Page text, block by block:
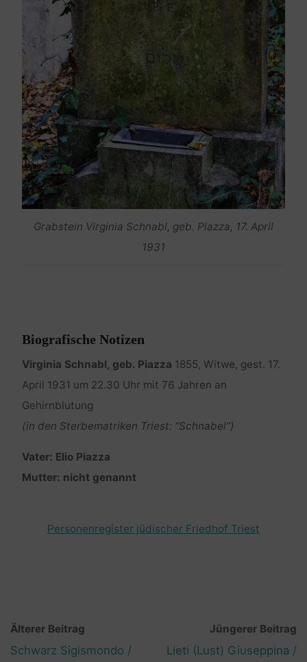
Grabstein Virginia Schnabl, geb. Piazza, 17. April
1931
Biografische Notizen
Virginia Schnabl, geb. Piazza 1855, Witwe, gest. 17.
April 1931 um 22.30 Uhr mit 76 Jahren an
Gehirnblutung
(in den Sterbematriken Triest: “Schnabel”)
Vater: Elio Piazza
Mutter: nicht genannt
Personenregister jüdischer Friedhof Triest
Älterer Beitrag
Schwarz Sigismondo /
Jüngerer Beitrag
Lieti (Lust) Giuseppina /